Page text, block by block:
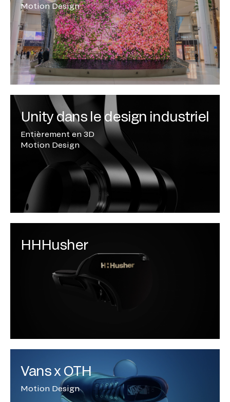
Motion Design
Unity dans le design industriel
Entièrement en 3D
Motion Design
HHHusher
Vans x OTH
Motion Design